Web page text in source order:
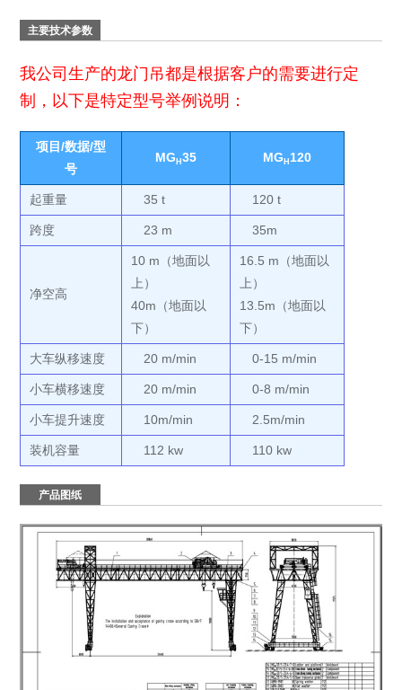
主要技术参数
我公司生产的龙门吊都是根据客户的需要进行定
制，以下是特定型号举例说明：
项目/数据/型
号
MGH35 MGH 120
起重量 35 t 120 t
跨度 23 m 35m
净空高
10 m（地面以
上）
40m（地面以
下）
16.5 m（地面以
上）
13.5m（地面以
下）
大车纵移速度 20 m/min 0-15 m/min
小车横移速度 20 m/min 0-8 m/min
小车提升速度 10m/min 2.5m/min
装机容量 112 kw 110 kw
产品图纸